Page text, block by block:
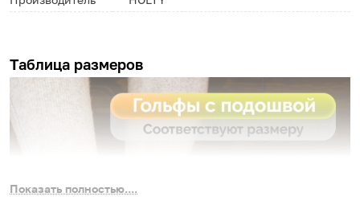
Таблица размеров
Показать полностью....